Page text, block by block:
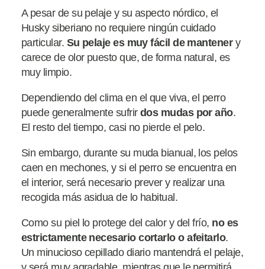
A pesar de su pelaje y su aspecto nórdico, el
Husky siberiano no requiere ningún cuidado
particular. Su pelaje es muy fácil de mantenery
carece de olor puesto que, de forma natural, es
muy limpio.
Dependiendo del clima en el que viva, el perro
puede generalmente sufrir dos mudas por año.
El resto del tiempo, casi no pierde el pelo.
Sin embargo, durante su muda bianual, los pelos
caen en mechones, y si el perro se encuentra en
el interior, será necesario prever y realizar una
recogida más asidua de lo habitual.
Como su piel lo protege del calor y del frío, no es
estrictamente necesario cortarlo o afeitarlo.
Un minucioso cepillado diario mantendrá el pelaje,